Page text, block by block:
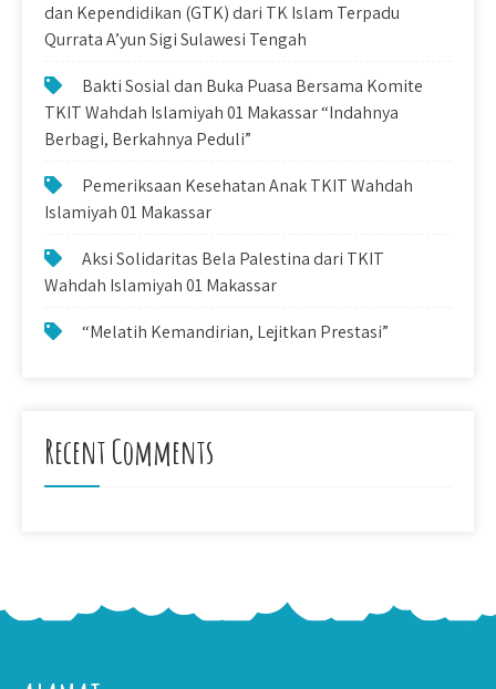
dan Kependidikan (GTK) dari TK Islam Terpadu
Qurrata A’yun Sigi Sulawesi Tengah
Bakti Sosial dan Buka Puasa Bersama Komite
TKIT Wahdah Islamiyah 01 Makassar “Indahnya
Berbagi, Berkahnya Peduli”
Pemeriksaan Kesehatan Anak TKIT Wahdah
Islamiyah 01 Makassar
Aksi Solidaritas Bela Palestina dari TKIT
Wahdah Islamiyah 01 Makassar
“Melatih Kemandirian, Lejitkan Prestasi”
Recent Comments